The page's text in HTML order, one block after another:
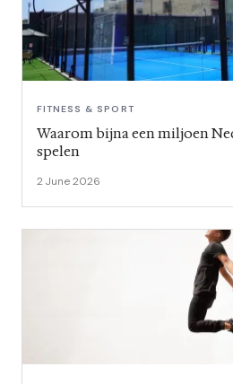
FITNESS & SPORT
Waarom bijna een miljoen
spelen
2 June 2026